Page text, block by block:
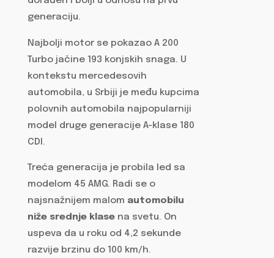
generaciju.
Najbolji motor se pokazao A 200
Turbo jačine 193 konjskih snaga. U
kontekstu mercedesovih
automobila, u Srbiji je među kupcima
polovnih automobila najpopularniji
model druge generacije A-klase 180
CDI.
Treća generacija je probila led sa
modelom 45 AMG. Radi se o
najsnažnijem malom automobilu
niže srednje klase na svetu. On
uspeva da u roku od 4,2 sekunde
razvije brzinu do 100 km/h.